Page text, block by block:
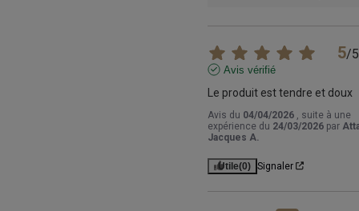
5/5
Avis vérifié
Le produit est tendre et doux
Avis du 04/04/2026
, suite à une
expérience du 24/03/2026 par
Jacques A.
Utile(0) Signaler